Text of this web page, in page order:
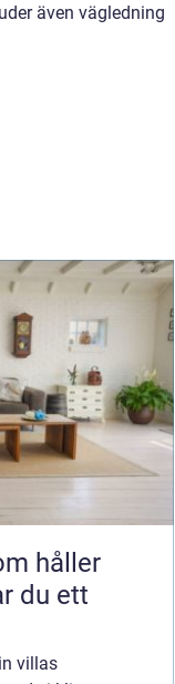
även vägledning
håller
villas